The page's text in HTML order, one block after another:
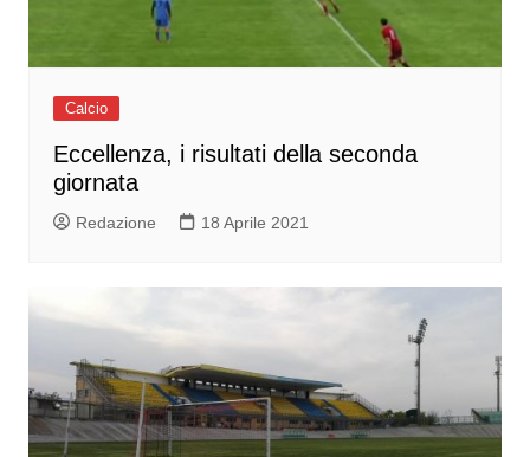
Calcio
Eccellenza, i risultati della seconda
giornata
Redazione 18 Aprile 2021